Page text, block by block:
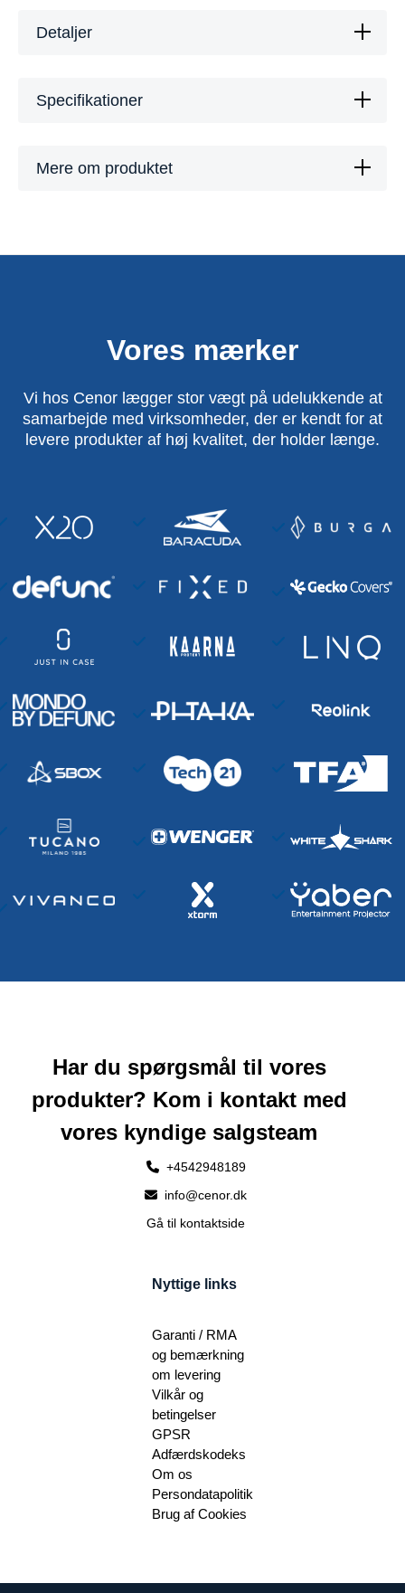
Detaljer
Specifikationer
Mere om produktet
Vores mærker
Vi hos Cenor lægger stor vægt på udelukkende at
samarbejde med virksomheder, der er kendt for at
levere produkter af høj kvalitet, der holder længe.
Har du spørgsmål til vores
produkter? Kom i kontakt med
vores kyndige salgsteam
+4542948189
info@cenor.dk
Gå til kontaktside
Nyttige links
Garanti / RMA
og bemærkning
om levering
Vilkår og
betingelser
GPSR
Adfærdskodeks
Om os
Persondatapolitik
Brug af Cookies